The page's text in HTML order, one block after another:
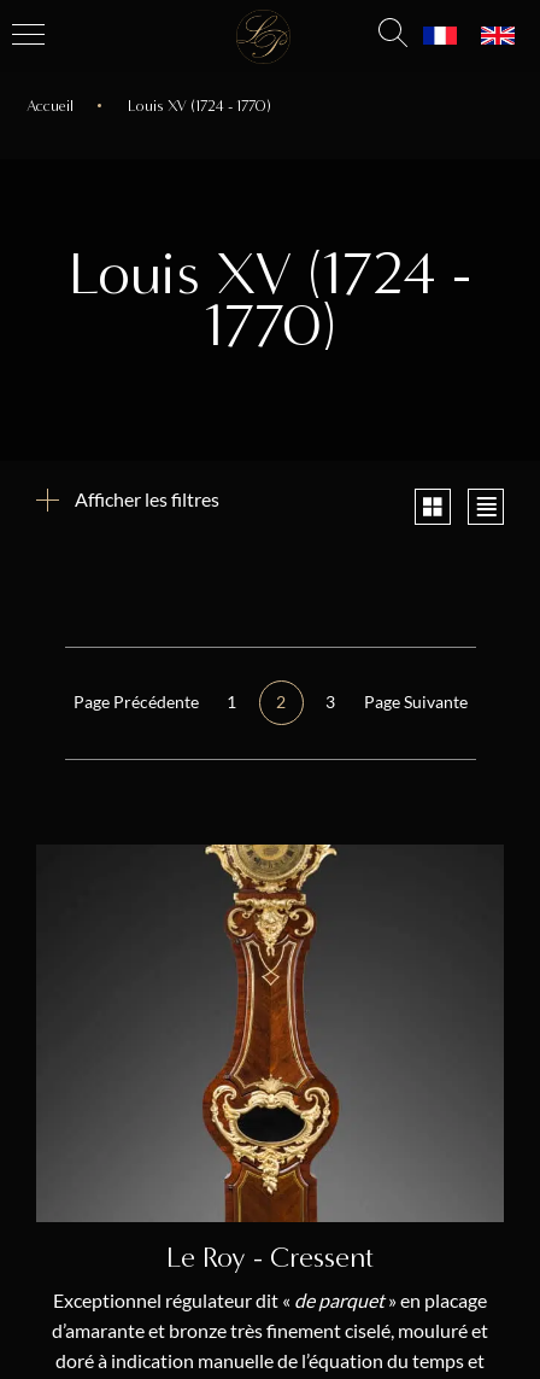
Accueil Louis XV (1724 - 1770)
Louis XV (1724 -
1770)
Afficher les filtres
Régence (1715 – 1723) (0)
Directoire (1795 – 1799) (0)
Empire (1804 – 1814) (0)
Louis XIV (1661 – 1715) (0)
Louis XV (1724 – 1770) (26)
Louis XVI (1774 – 1792) (2)
Transition (1770 – 1774) (2)
Lustres & Candélabres
Chefs-d'Œuvre (9)
Mobilier & Objets d’Art (0)
Page Précédente 1 2 3 Page Suivante
Le Roy - Cressent
Exceptionnel régulateur dit « de parquet» en placage
d’amarante et bronze très finement ciselé, mouluré et
doré à indication manuelle de l’équation du temps et